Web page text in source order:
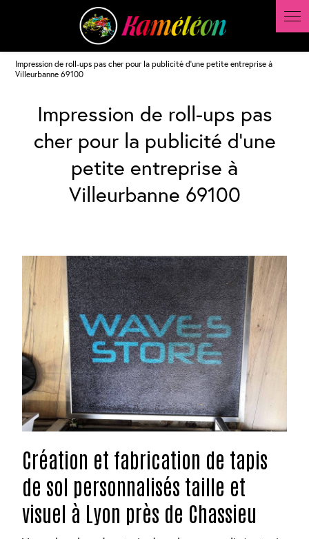
Impression de roll-ups pas cher pour la publicité d'une petite entreprise à
Villeurbanne 69100
Impression de roll-ups pas
cher pour la publicité d'une
petite entreprise à
Villeurbanne 69100
Création et fabrication de tapis
de sol personnalisés taille et
visuel à Lyon près de Chassieu
Panneau de gestion des cookies